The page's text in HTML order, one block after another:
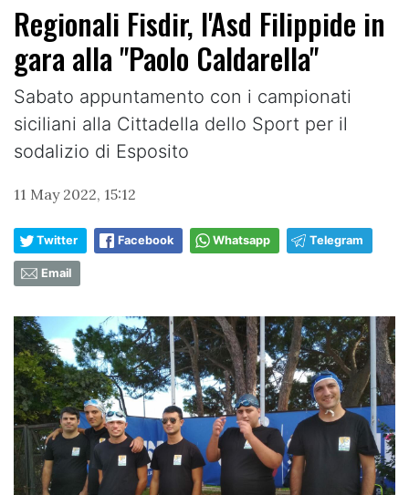
Regionali Fisdir, l'Asd Filippide in
gara alla "Paolo Caldarella"
Sabato appuntamento con i campionati
siciliani alla Cittadella dello Sport per il
sodalizio di Esposito
11 May 2022, 15:12
Twitter Facebook Whatsapp Telegram
Email